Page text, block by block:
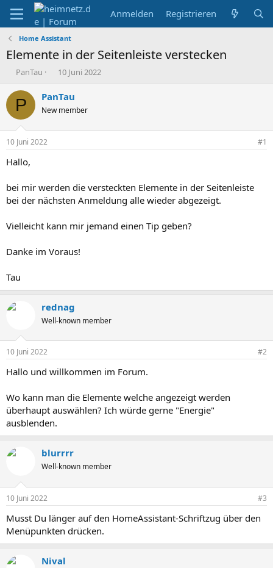
Anmelden Registrieren
Home Assistant
Elemente in der Seitenleiste verstecken
E
s
e
r
PanTau
E
s
e
t
10 Juni 2022
P PanTau
New member
10 Juni 2022 #1
Hallo,
bei mir werden die versteckten Elemente in der Seitenleiste
bei der nächsten Anmeldung alle wieder abgezeigt.
Vielleicht kann mir jemand einen Tip geben?
Danke im Voraus!
Tau
rednag
Well-known member
10 Juni 2022 #2
Hallo und willkommen im Forum.
Wo kann man die Elemente welche angezeigt werden
überhaupt auswählen? Ich würde gerne "Energie"
ausblenden.
blurrrr
Well-known member
10 Juni 2022 #3
Musst Du länger auf den HomeAssistant-Schriftzug über den
Menüpunkten drücken.
Nival